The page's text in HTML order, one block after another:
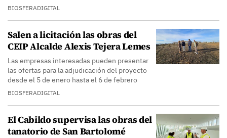
BIOSFERADIGITAL
Salen a licitación las obras del
CEIP Alcalde Alexis Tejera Lemes
Las empresas interesadas pueden presentar
las ofertas para la adjudicación del proyecto
desde el 5 de enero hasta el 6 de febrero
BIOSFERADIGITAL
El Cabildo supervisa las obras del
tanatorio de San Bartolomé